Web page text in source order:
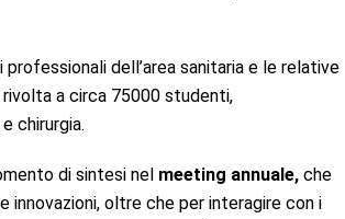
dell’area sanitaria e le relative
a circa 75000 studenti,
chirurgia.
di sintesi nel meeting annuale, che
oltre che per interagire con i